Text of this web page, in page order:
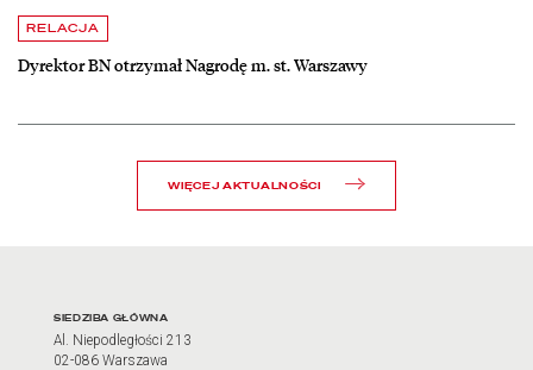
RELACJA
Dyrektor BN otrzymał Nagrodę m. st. Warszawy
czytaj więcej o Dyrektor BN otrzymał Nagrodę m. st. Warszawy
WIĘCEJ AKTUALNOŚCI
Adres oraz godziny
SIEDZIBA GŁÓWNA
Al. Niepodległości 213
02-086 Warszawa